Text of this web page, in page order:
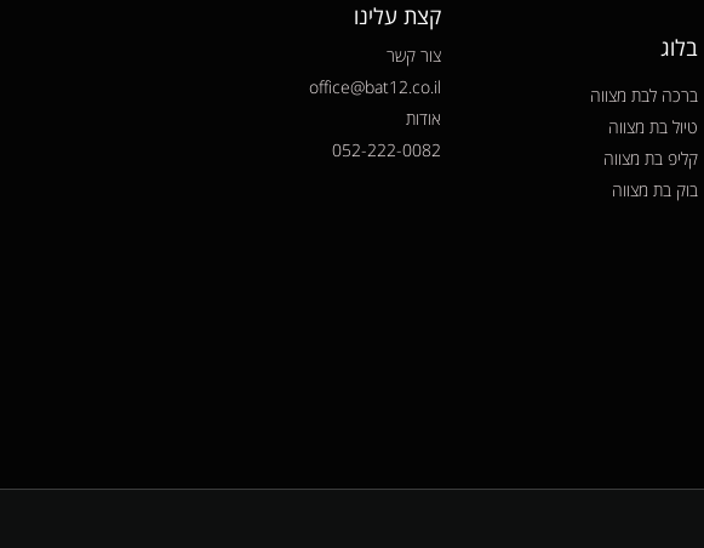
בלוג
ברכה לבת מצווה
טיול בת מצווה
קליפ בת מצווה
בוק בת מצווה
קצת עלינו
צור קשר
office@bat12.co.il
אודות
052-222-0082